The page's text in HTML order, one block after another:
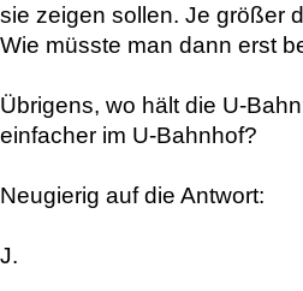
sie zeigen sollen. Je größer
Wie müsste man dann erst
Übrigens, wo hält die U-
einfacher im U-Bahnhof?
Neugierig auf die Antwort:
J.